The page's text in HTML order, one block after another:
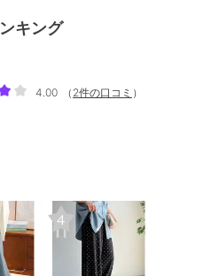
キング
4.00
（ 2件の口コミ ）